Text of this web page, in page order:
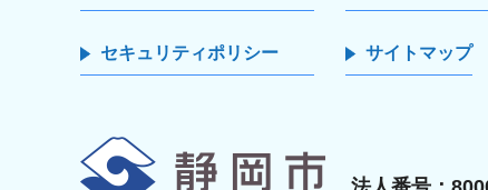
セキュリティポリシー サイトマップ